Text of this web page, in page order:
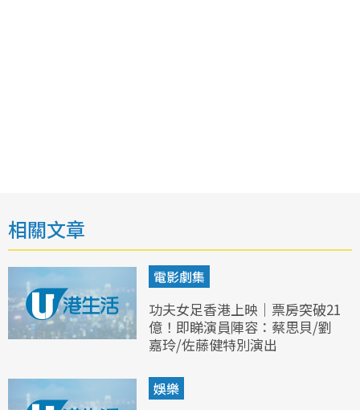
相關文章
電影劇集
功夫女足香港上映｜票房突破21
億！即睇演員陣容：蔡思貝/劉
嘉玲/佐藤健特別演出
娛樂